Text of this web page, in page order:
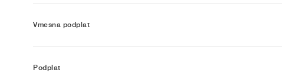
Vmesna podplat
Podplat